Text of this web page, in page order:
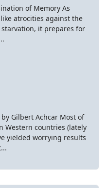
of Memory As
atrocities against the
it prepares for
Gilbert Achcar Most of
Western countries (lately
yielded worrying results